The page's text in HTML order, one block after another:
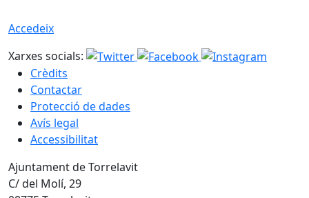
Accedeix
Xarxes socials:
Crèdits
Contactar
Protecció de dades
Avís legal
Accessibilitat
Ajuntament de Torrelavit
C/ del Molí, 29